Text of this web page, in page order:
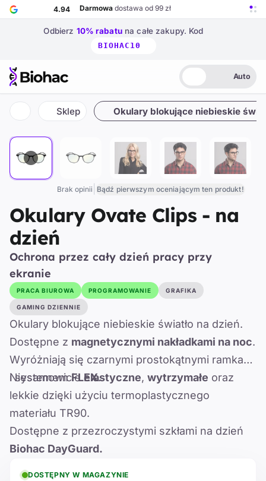
Przejdź do głównej treści
4.94 Darmowa dostawa od 99 zł
Odbierz 10% rabatuna całe zakupy. Kod
BIOHAC10
Biohac – strona główna Ciemny
Auto
Auto
Strona główna
Sklep
też w +3 innych kategoriach
Okulary blokujące niebieskie
1 / 8
Brak opinii Bądź pierwszym oceniającym ten produkt!
Okulary Ovate Clips - na
dzień
Ochrona przez cały dzień pracy przy
ekranie
PRACA BIUROWA PROGRAMOWANIE GRAFIKA
GAMING DZIENNIE
Okulary blokujące niebieskie światło na dzień.
Dostępne z magnetycznymi nakładkami na noc.
Wyróżniają się czarnymi prostokątnymi ramkami
i systememFLEX.
Niesamowicieelastyczne, wytrzymałe oraz
lekkie dzięki użyciu termoplastycznego
materiału TR90.
Dostępne z przezroczystymi szkłami na dzień
Biohac DayGuard.
DOSTĘPNY W MAGAZYNIE